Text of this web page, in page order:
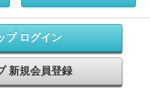
プ ログイン
新規会員登録